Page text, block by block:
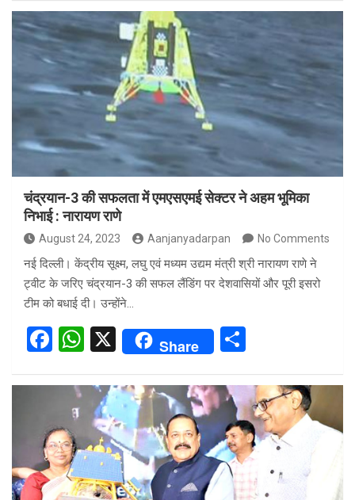
ce
b
o
o
k
at
s
A
p
ar
e
चंद्रयान-3 की सफलता में एमएसएमई सेक्टर ने अहम भूमिका
निभाई : नारायण राणे
August 24, 2023 Aanjanyadarpan No Comments
नई दिल्ली। केंद्रीय सूक्ष्म, लघु एवं मध्यम उद्यम मंत्री श्री नारायण राणे ने
ट्वीट के जरिए चंद्रयान-3 की सफल लैंडिंग पर देशवासियों और पूरी इसरो
टीम को बधाई दी। उन्होंने…
F
ce
o
o
k
W
at
s
A
p
p
X Share
ar
e